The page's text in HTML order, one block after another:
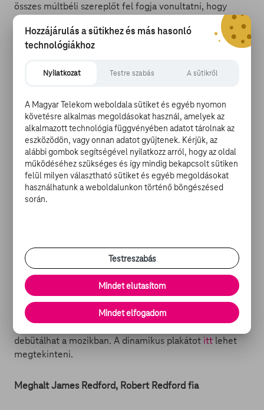
összes múltbéli szereplőt fel fogja vonultatni, hogy
méltó lezárást kapjon az iszonyatosan hosszú széria.
Erre már egyébként korábban Vin Diesel is tett némi
utalást egy interjúban. Hogy Statham és Johnson
igazán lehet tudni a választ, de valamilyen családszerű
a választ. A kilencedik rész premierje 2021. május 28-án
lesz, persze, ha a koronavírus nem szól közbe és
csúsztatja el még a két év múlva érkező filmeket is.
Dinamikus plakátot kapott A texasi láncfűrészes
mészárlás-reboot
Senki nem tudja, hány bőr húzható még le Bőrpofáról,
producerként, a rendezői székbe pedig David Blue
Garcia ül majd, aki eddig főleg operatőrként
tevékenykedett. Tobe Hooper 1974-es klasszikusa óta
rengeteg nem túl jó minőségű film készült Ed Gein
borzalmas tetteiből - legutóbb két évvel ezelőtt -, most
egy "soft rebootot" tervez Alvarez, jelentsen ez bármit
is. A munkálatok javában folynak, a film jövőre
debütálhat a mozikban. A dinamikus plakátot itt lehet
megtekinteni.
Meghalt James Redford, Robert Redford fia
Hozzájárulás a sütikhez és más hasonló
technológiákhoz
Nyilatkozat Testre szabás A sütikről
A Magyar Telekom weboldala sütiket és egyéb nyomon
követésre alkalmas megoldásokat használ, amelyek az
alkalmazott technológia függvényében adatot tárolnak az
eszközödön, vagy onnan adatot gyűjtenek. Kérjük, az
alábbi gombok segítségével nyilatkozz arról, hogy az oldal
működéséhez szükséges és így mindig bekapcsolt sütiken
felül milyen választható sütiket és egyéb megoldásokat
használhatunk a weboldalunkon történő böngészésed
során.
Testreszabás
Mindet elutasítom
Mindet elfogadom